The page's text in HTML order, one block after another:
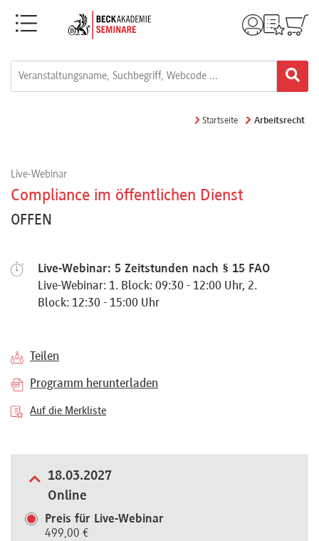
Menü
Webinare
e-
Learnings
Über
Startseite Arbeitsrecht
Live-Webinar
Compliance im öffentlichen Dienst
OFFEN
Live-Webinar: 5 Zeitstunden nach § 15 FAO
Live-Webinar: 1. Block: 09:30 - 12:00 Uhr, 2.
Block: 12:30 - 15:00 Uhr
Teilen
Programm herunterladen
Auf die Merkliste
18.03.2027
Online
Preis für Live-Webinar
499,00 €